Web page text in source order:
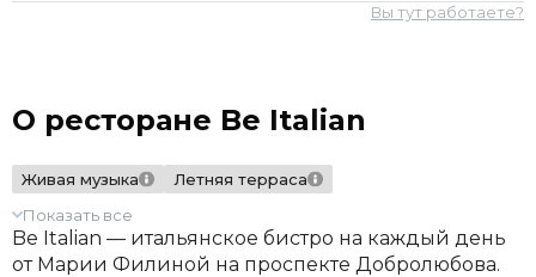
Вы тут работаете?
О ресторане Be Italian
Живая музыка
Летняя терраса
Показать все
Be Italian — итальянское бистро на каждый день
от Марии Филиной на проспекте Добролюбова.